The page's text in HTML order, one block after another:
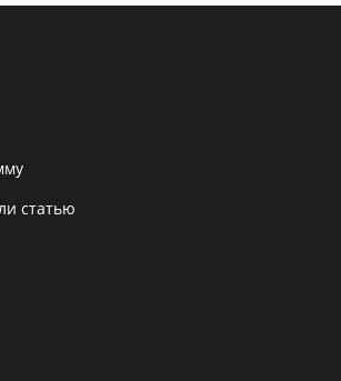
статью